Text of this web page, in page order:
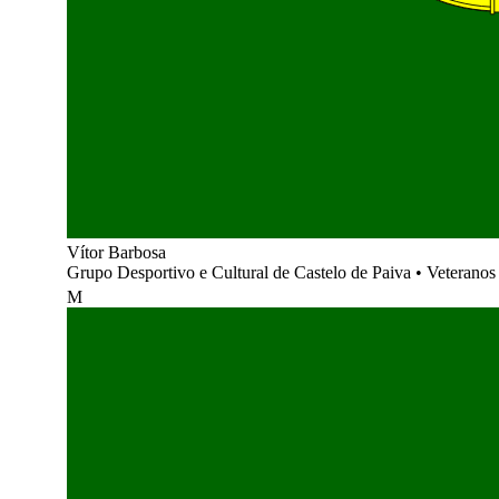
Vítor Barbosa
Grupo Desportivo e Cultural de Castelo de Paiva •
M